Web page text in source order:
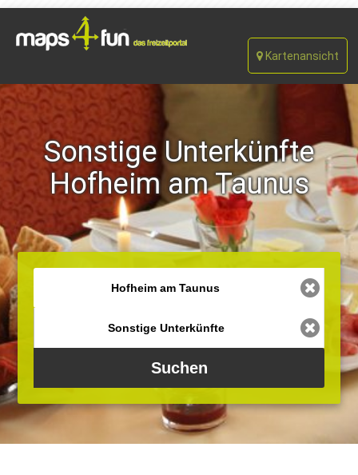
Kartenansicht
Sonstige Unterkünfte
Hofheim am Taunus